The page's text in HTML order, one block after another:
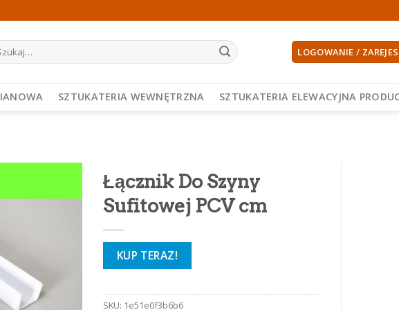
LOGOWANIE /
SZTUKATERIA WEWNĘTRZNA SZTUKATERIA ELEWACYJNA
Łącznik Do Szyny
Sufitowej PCV cm
KUP TERAZ!
SKU: 1e51e0f3b6b6